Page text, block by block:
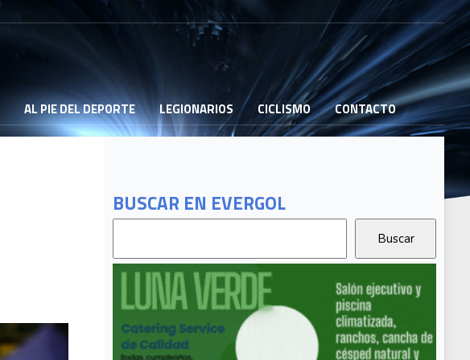
AL PIE DEL DEPORTE LEGIONARIOS CICLISMO CONTACTO
BUSCAR EN EVERGOL